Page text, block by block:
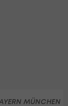
MÜNCHEN